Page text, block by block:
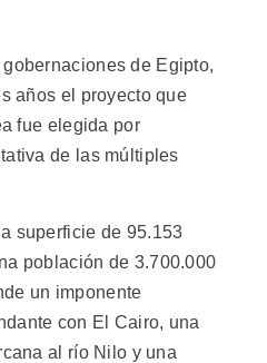
de Egipto,
años el proyecto que
fue elegida por
de las múltiples
superficie de 95.153
población de 3.700.000
un imponente
con El Cairo, una
al río Nilo y una